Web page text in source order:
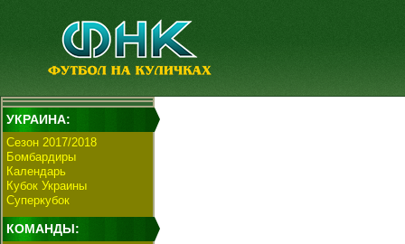
УКРАИНА:
Сезон 2017/2018
Бомбардиры
Календарь
Кубок Украины
Суперкубок
КОМАНДЫ: